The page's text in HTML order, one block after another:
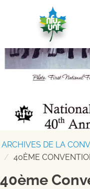
Aller au contenu
ARCHIVES DE LA
40ÈME
40ème